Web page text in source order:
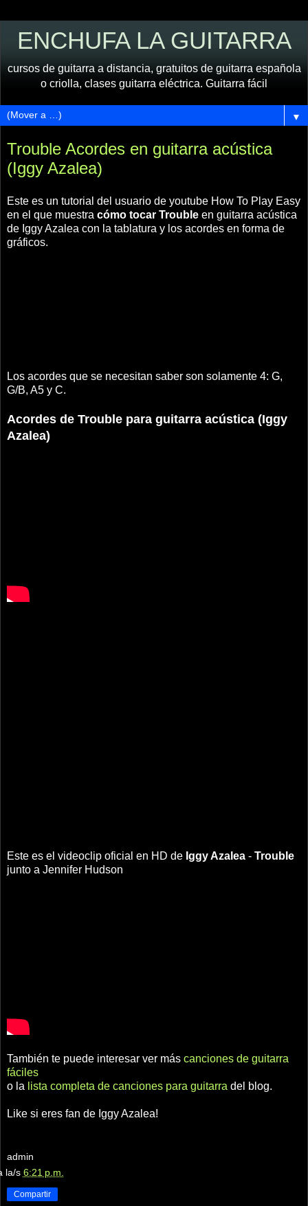
ENCHUFA LA GUITARRA
cursos de guitarra a distancia, gratuitos de guitarra española
o criolla, clases guitarra eléctrica. Guitarra fácil
▼
Trouble Acordes en guitarra acústica
(Iggy Azalea)
Este es un tutorial del usuario de youtube How To Play Easy
en el que muestra cómo tocar Trouble en guitarra acústica
de Iggy Azalea con la tablatura y los acordes en forma de
gráficos.
Los acordes que se necesitan saber son solamente 4: G,
G/B, A5 y C.
Acordes de Trouble para guitarra acústica (Iggy
Azalea)
Este es el videoclip oficial en HD de Iggy Azalea - Trouble
junto a Jennifer Hudson
También te puede interesar ver más canciones de guitarra
fáciles
o la lista completa de canciones para guitarra del blog.
Like si eres fan de Iggy Azalea!
admin
la/s 6:21 p.m.
Compartir